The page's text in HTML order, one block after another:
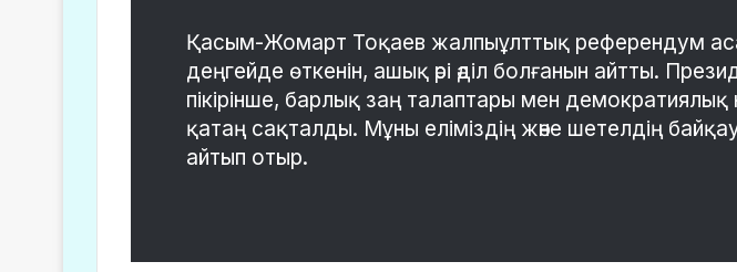
Қасым-Жомарт Тоқаев жалпыұлттық референдум
деңгейде өткенін, ашық әрі әділ болғанын айтты.
пікірінше, барлық заң талаптары мен
қатаң сақталды. Мұны еліміздің және шетелдің
айтып отыр.